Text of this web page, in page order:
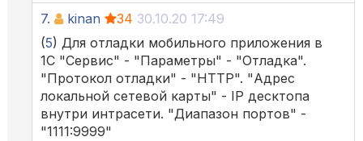
7. kinan 34 30.10.20 17:49
(5) Для отладки мобильного приложения в
1С "Сервис" - "Параметры" - "Отладка".
"Протокол отладки" - "НТТР". "Адрес
локальной сетевой карты" - IP десктопа
внутри интрасети. "Диапазон портов" -
"1111:9999"